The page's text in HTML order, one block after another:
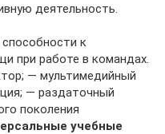
деятельность.
к
при работе в командах.
— мультимедийный
— раздаточный
поколения
учебные